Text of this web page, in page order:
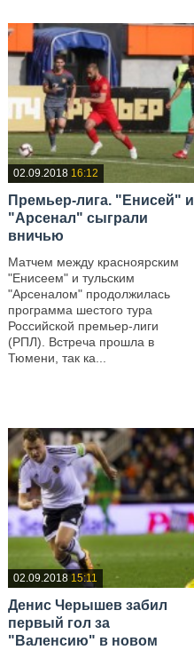
02.09.2018 16:12
Премьер-лига. "Енисей" и
"Арсенал" сыграли
вничью
Матчем между красноярским
"Енисеем" и тульским
"Арсеналом" продолжилась
программа шестого тура
Российской премьер-лиги
(РПЛ). Встреча прошла в
Тюмени, так ка...
02.09.2018 15:11
Денис Черышев забил
первый гол за
"Валенсию" в новом